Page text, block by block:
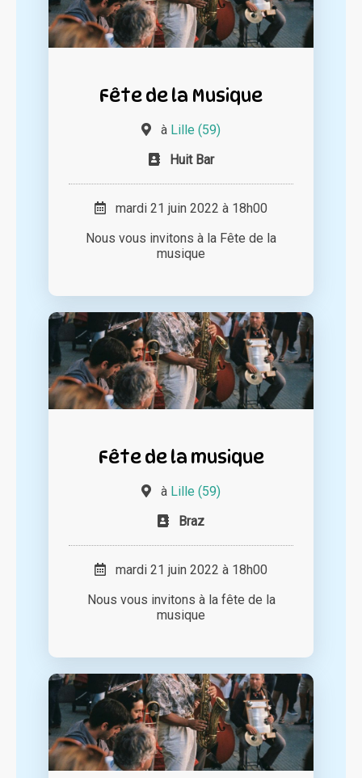
Fête de la Musique
à Lille (59)
Huit Bar
mardi 21 juin 2022 à 18h00
Nous vous invitons à la Fête de la
musique
Fête de la musique
à Lille (59)
Braz
mardi 21 juin 2022 à 18h00
Nous vous invitons à la fête de la
musique